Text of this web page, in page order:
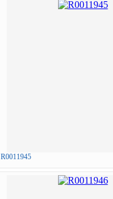
R0011945